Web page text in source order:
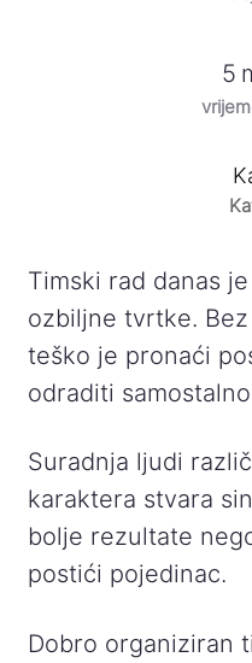
5
Timski rad danas
ozbiljne tvrtke.
teško je pronaći
odraditi
Suradnja ljudi
karaktera stvara
bolje rezultate
postići pojedinac.
Dobro organiziran